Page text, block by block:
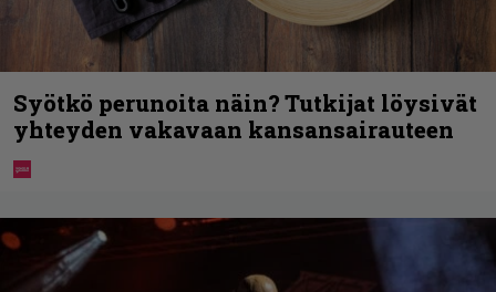
Syötkö perunoita näin? Tutkijat löysivät
yhteyden vakavaan kansansairauteen